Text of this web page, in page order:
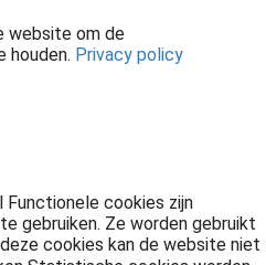
website om de
houden. Privacy policy
Functionele cookies zijn
gebruiken. Ze worden gebruikt
cookies kan de website niet